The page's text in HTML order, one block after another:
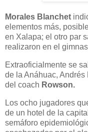
Morales Blanchet
elementos más,
en Xalapa; el otro par
realizaron en el
Extraoficialmente se
de la Anáhuac, Andrés
del coach Rowson.
Los ocho jugadores
de un hotel de la
semáforo